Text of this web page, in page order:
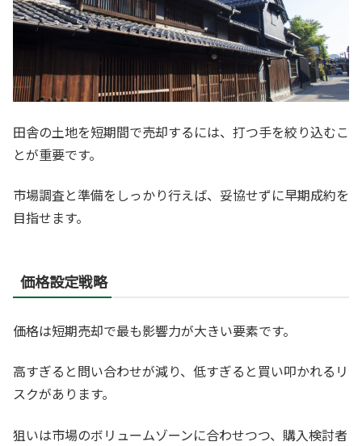
田舎の土地を短期間で売却するには、打つ手を絞り込むこ
とが重要です。
市場調査と準備をしっかり行えば、妥協せずに早期成約を
目指せます。
価格設定戦略
価格は短期売却で最も影響力が大きい要素です。
高すぎると問い合わせが減り、低すぎると買い叩かれるリ
スクがあります。
狙いは市場のボリュームゾーンに合わせつつ、購入検討者